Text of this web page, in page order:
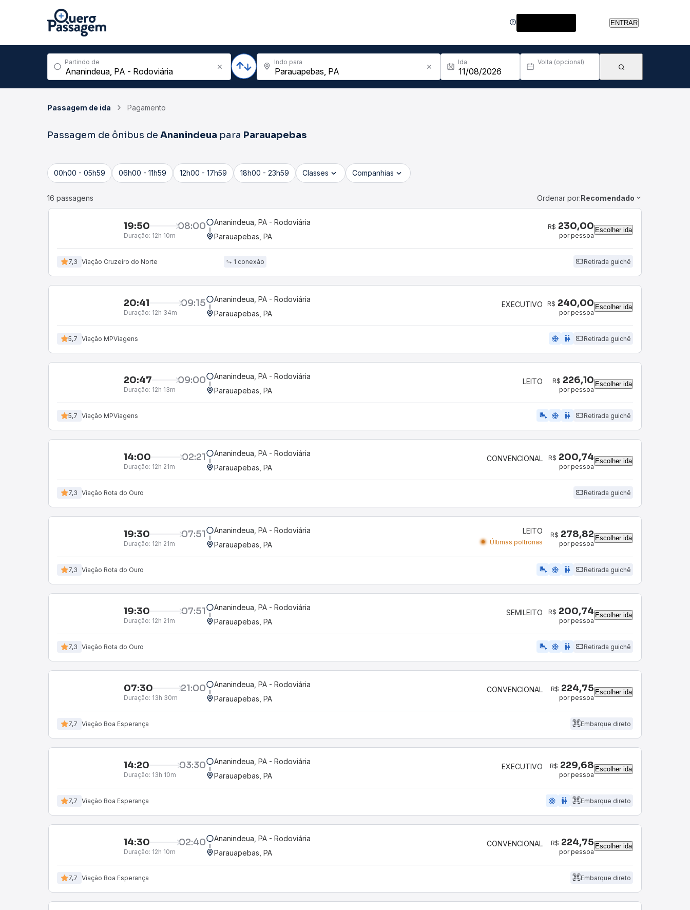
ENTRAR
Partindo de Indo para Ida Volta (opcional)
Passagem de ida Pagamento
Passagem de ônibus de Ananindeua para Parauapebas
00h00 - 05h59 06h00 - 11h59 12h00 - 17h59 18h00 - 23h59 Classes Companhias
16 passagens Ordenar por:Recomendado
19:50 08:00
Duração: 12h 10m
Ananindeua, PA - Rodoviária
Parauapebas, PA
R$ 230,00
por pessoa
Escolher ida
7,3 Viação Cruzeiro do Norte 1 conexão Retirada guichê
20:41 09:15
Duração: 12h 34m
Ananindeua, PA - Rodoviária
Parauapebas, PA
EXECUTIVO R$ 240,00
por pessoa
Escolher ida
5,7 Viação MPViagens ac_unit wc Retirada guichê
20:47 09:00
Duração: 12h 13m
Ananindeua, PA - Rodoviária
Parauapebas, PA
LEITO R$ 226,10
por pessoa
Escolher ida
5,7 Viação MPViagens airline_seat_legroom_extra ac_unit wc Retirada guichê
14:00 02:21
Duração: 12h 21m
Ananindeua, PA - Rodoviária
Parauapebas, PA
CONVENCIONAL R$ 200,74
por pessoa
Escolher ida
7,3 Viação Rota do Ouro Retirada guichê
19:30 07:51
Duração: 12h 21m
Ananindeua, PA - Rodoviária
Parauapebas, PA
LEITO
Últimas poltronas
R$ 278,82
por pessoa
Escolher ida
7,3 Viação Rota do Ouro airline_seat_legroom_extra ac_unit wc Retirada guichê
19:30 07:51
Duração: 12h 21m
Ananindeua, PA - Rodoviária
Parauapebas, PA
SEMILEITO R$ 200,74
por pessoa
Escolher ida
7,3 Viação Rota do Ouro airline_seat_legroom_extra ac_unit WC Retirada guichê
07:30 21:00
Duração: 13h 30m
Ananindeua, PA - Rodoviária
Parauapebas, PA
CONVENCIONAL R$ 224,75
por pessoa
Escolher ida
7,7 Viação Boa Esperança Embarque direto
14:20 03:30
Duração: 13h 10m
Ananindeua, PA - Rodoviária
Parauapebas, PA
EXECUTIVO R$ 229,68
por pessoa
Escolher ida
7,7 Viação Boa Esperança ac_unit wc Embarque direto
14:30 02:40
Duração: 12h 10m
Ananindeua, PA - Rodoviária
Parauapebas, PA
CONVENCIONAL R$ 224,75
por pessoa
Escolher ida
7,7 Viação Boa Esperança Embarque direto